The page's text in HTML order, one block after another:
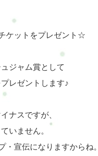
ケットをプレゼント☆
ジャム賞として
レゼントします♪
ナスですが、
いません。
・宣伝になりますからね。